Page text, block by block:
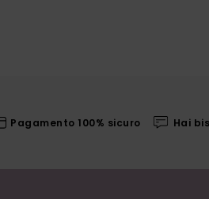
Pagamento 100% sicuro Hai